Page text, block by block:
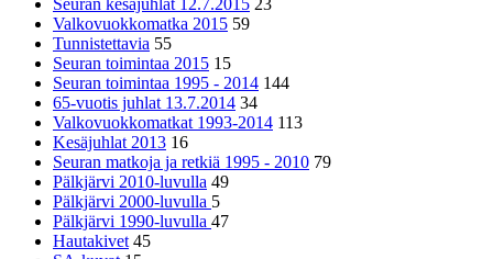
Seuran kesäjuhlat 12.7.2015 23
Valkovuokkomatka 2015 59
Tunnistettavia 55
Seuran toimintaa 2015 15
Seuran toimintaa 1995 - 2014 144
65-vuotis juhlat 13.7.2014 34
Valkovuokkomatkat 1993-2014 113
Kesäjuhlat 2013 16
Seuran matkoja ja retkiä 1995 - 2010 79
Pälkjärvi 2010-luvulla 49
Pälkjärvi 2000-luvulla 5
Pälkjärvi 1990-luvulla 47
Hautakivet 45